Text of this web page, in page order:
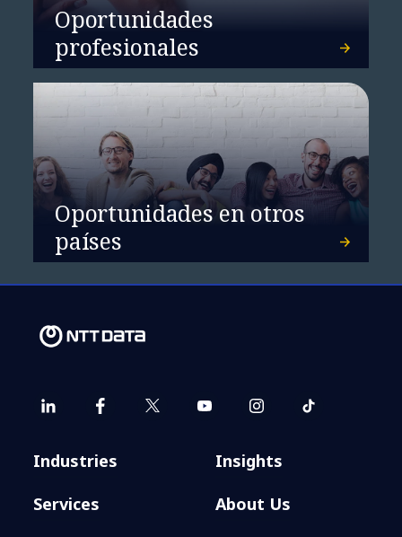
Oportunidades
profesionales
Oportunidades en otros
países
Industries
Services
Insights
About Us